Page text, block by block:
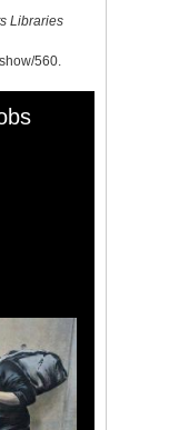
Libraries
560.